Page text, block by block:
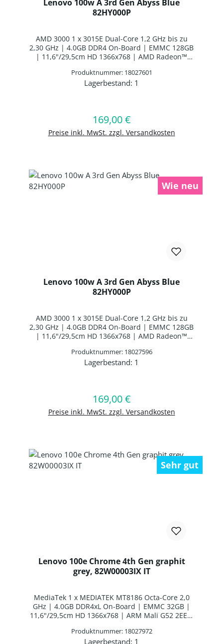
Lenovo 100w A 3rd Gen Abyss Blue
82HY000P
AMD 3000 1 x 3015E Dual-Core 1,2 GHz bis zu
2,30 GHz | 4.0GB DDR4 On-Board | EMMC 128GB
| 11,6"/29,5cm HD 1366x768 | AMD Radeon™
WLAN/Bluetooth Combo Chip | Bluetooth 5.0 |
Spanisches Layout | 3 Zellen Interne Batterie|
Produktnummer: 18027601
Lagerbestand: 1
Regulärer Preis:
169,00 €
Preise inkl. MwSt. zzgl. Versandkosten
In den Warenkorb
Wie neu
Lenovo 100w A 3rd Gen Abyss Blue
82HY000P
AMD 3000 1 x 3015E Dual-Core 1,2 GHz bis zu
2,30 GHz | 4.0GB DDR4 On-Board | EMMC 128GB
| 11,6"/29,5cm HD 1366x768 | AMD Radeon™
WLAN/Bluetooth Combo Chip | Bluetooth 5.0 |
Spanisches Layout | 3 Zellen Interne Batterie|
Produktnummer: 18027596
Lagerbestand: 1
Regulärer Preis:
169,00 €
Preise inkl. MwSt. zzgl. Versandkosten
In den Warenkorb
Sehr gut
Lenovo 100e Chrome 4th Gen graphit
grey, 82W00003IX IT
MediaTek 1 x MEDIATEK MT8186 Octa-Core 2,0
GHz | 4.0GB DDR4xL On-Board | EMMC 32GB |
11,6"/29,5cm HD 1366x768 | ARM Mali G52 2EE |
WLAN/Bluetooth Combo Chip | Bluetooth 5.1 |
Produktnummer: 18027972
Lagerbestand: 1